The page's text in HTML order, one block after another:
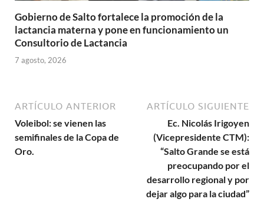
Gobierno de Salto fortalece la promoción de la
lactancia materna y pone en funcionamiento un
Consultorio de Lactancia
7 agosto, 2026
ARTÍCULO ANTERIOR
Voleibol: se vienen las
semifinales de la Copa de
Oro.
ARTÍCULO SIGUIENTE
Ec. Nicolás Irigoyen
(Vicepresidente CTM):
“Salto Grande se está
preocupando por el
desarrollo regional y por
dejar algo para la ciudad”